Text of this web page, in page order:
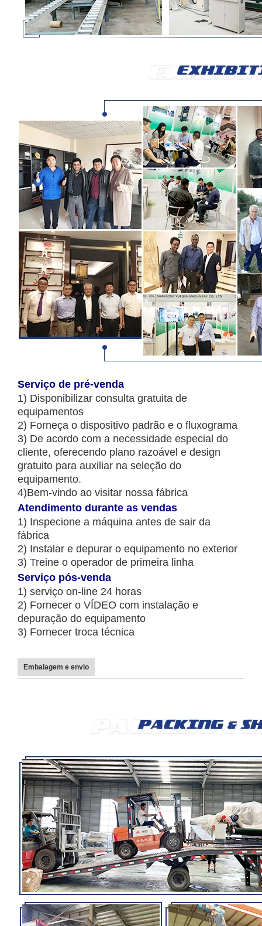
Serviço de pré-venda
1) Disponibilizar consulta gratuita de
equipamentos
2) Forneça o dispositivo padrão e o fluxograma
3) De acordo com a necessidade especial do
cliente, oferecendo plano razoável e design
gratuito para auxiliar na seleção do
equipamento.
4)Bem-vindo ao visitar nossa fábrica
Atendimento durante as vendas
1) Inspecione a máquina antes de sair da
fábrica
2) Instalar e depurar o equipamento no exterior
3) Treine o operador de primeira linha
Serviço pós-venda
1) serviço on-line 24 horas
2) Fornecer o VÍDEO com instalação e
depuração do equipamento
3) Fornecer troca técnica
Embalagem e envio